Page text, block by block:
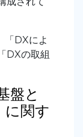
「DXによ
DXの取組
盤と
に関す